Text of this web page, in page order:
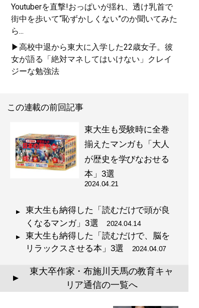
えるか？』
記事一覧へ
Youtuberを直撃!おっぱいが揺れ、透け乳首で
街中を歩いて“恥ずかしくない”のか聞いてみた
ら...
▶高校中退から東大に入学した22歳女子。彼
女が語る「絶対マネしてはいけない」クレイ
ジーな勉強法
この連載の前回記事
東大生も受験時に全巻
揃えたマンガも「大人
が歴史を学びなおせる
本」3選
2024.04.21
東大生も納得した「読むだけで頭が良
くなるマンガ」3選 2024.04.14
東大生も納得した「読むだけで、脳を
リラックスさせる本」3選
2024.04.07
▲
東大卒作家・布施川天馬の教育キャ
リア通信の一覧へ